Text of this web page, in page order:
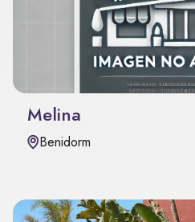
Melina
Benidorm